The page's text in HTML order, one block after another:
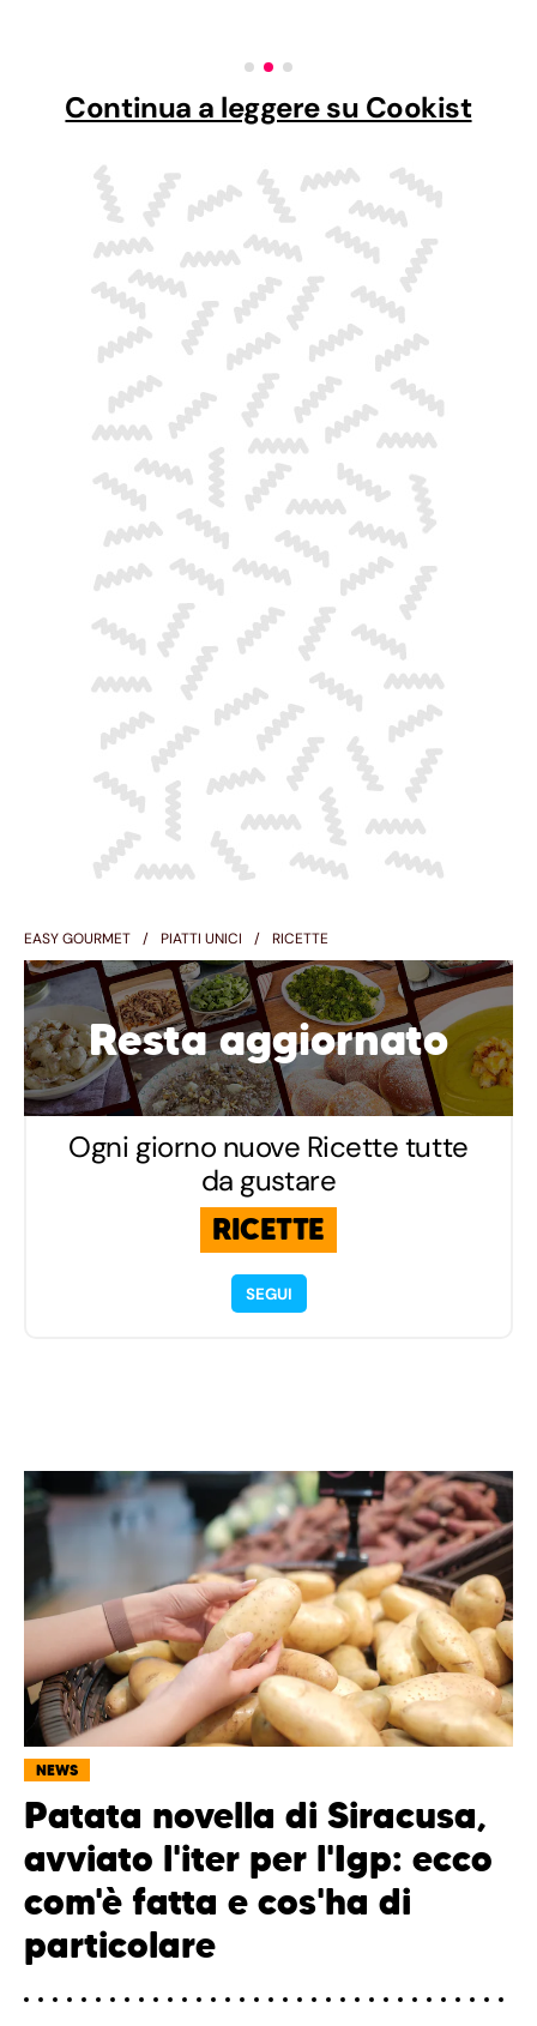
Continua a leggere su Cookist
EASY GOURMET PIATTI UNICI RICETTE
Resta aggiornato
Ogni giorno nuove Ricette tutte
da gustare
RICETTE
SEGUI
NEWS
Patata novella di Siracusa,
avviato l'iter per l'Igp: ecco
com'è fatta e cos'ha di
particolare